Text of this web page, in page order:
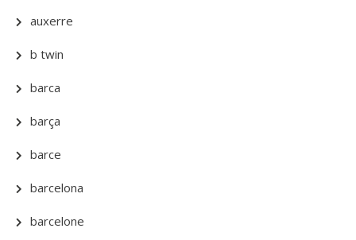
auxerre
b twin
barca
barça
barce
barcelona
barcelone